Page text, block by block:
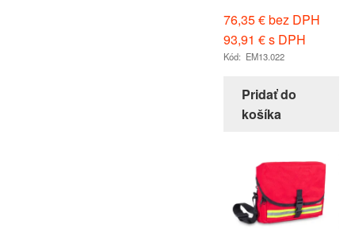
76,35€bez DPH
93,91 €s DPH
Kód: EM13.022
Pridať do
košíka